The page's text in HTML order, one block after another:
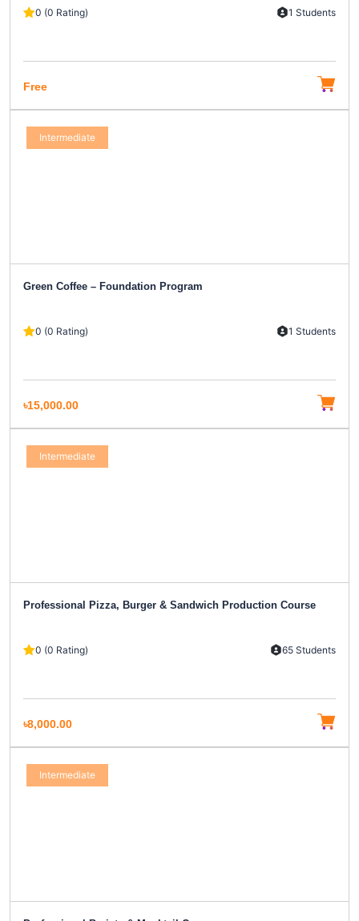
0 (0 Rating) 1 Students
Free
Intermediate
Green Coffee – Foundation Program
0 (0 Rating) 1 Students
৳15,000.00
Intermediate
Professional Pizza, Burger & Sandwich Production Course
0 (0 Rating) 65 Students
৳8,000.00
Intermediate